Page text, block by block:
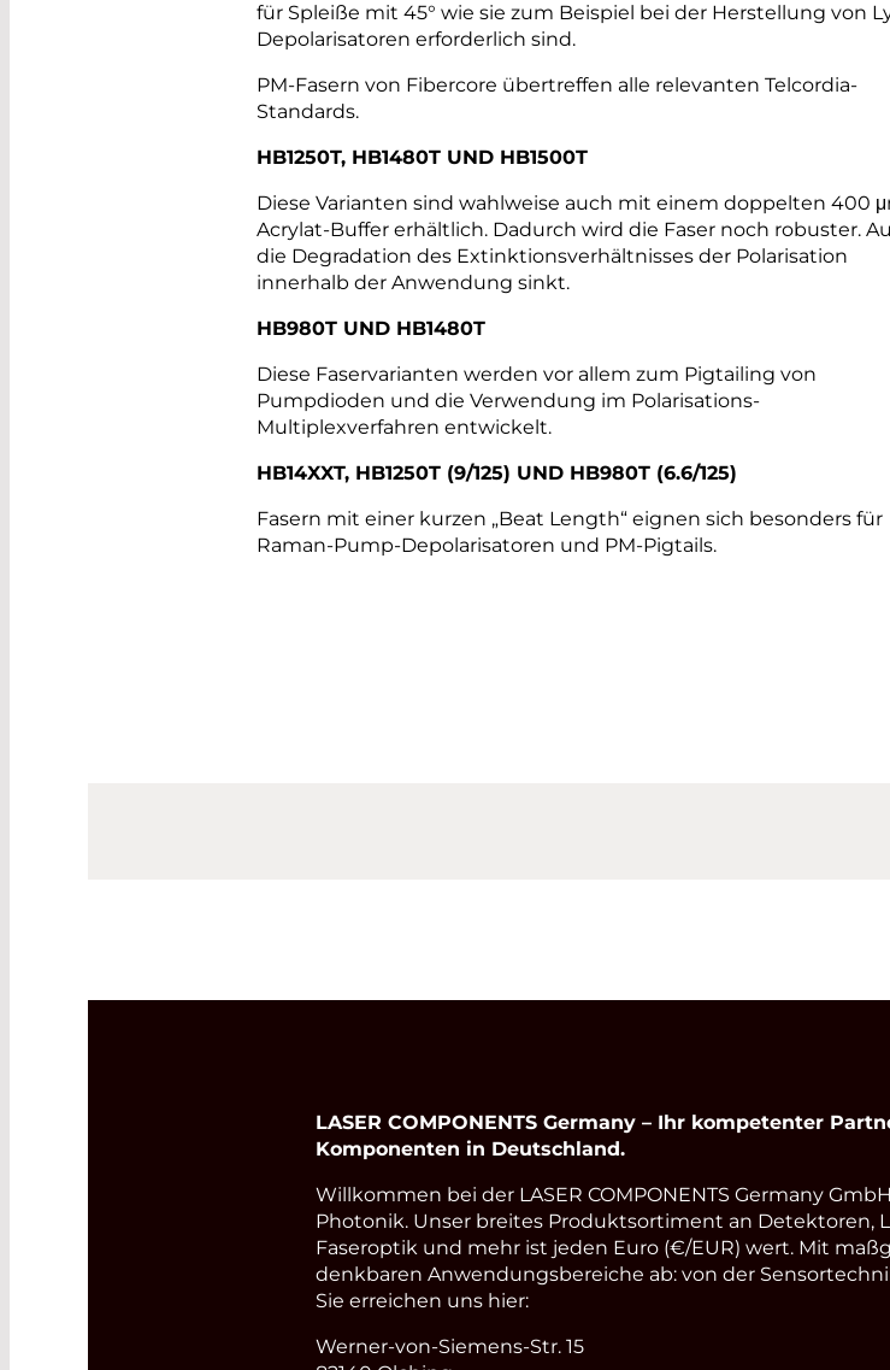
für Spleiße mit 45° wie sie zum Beispiel bei der Herstellung von
Depolarisatoren erforderlich sind.
PM-Fasern von Fibercore übertreffen alle relevanten Telcordia-
Standards.
HB1250T, HB1480T UND HB1500T
Diese Varianten sind wahlweise auch mit einem doppelten 400
Acrylat-Buffer erhältlich. Dadurch wird die Faser noch robuster.
die Degradation des Extinktionsverhältnisses der Polarisation
innerhalb der Anwendung sinkt.
HB980T UND HB1480T
Diese Faservarianten werden vor allem zum Pigtailing von
Pumpdioden und die Verwendung im Polarisations-
Multiplexverfahren entwickelt.
HB14XXT, HB1250T (9/125) UND HB980T (6.6/125)
Fasern mit einer kurzen „Beat Length“ eignen sich besonders für
Raman-Pump-Depolarisatoren und PM-Pigtails.
LASER COMPONENTS Germany – Ihr kompetenter
Komponenten in Deutschland.
Willkommen bei der LASER COMPONENTS Germany
Photonik. Unser breites Produktsortiment an Detektoren,
Faseroptik und mehr ist jeden Euro (€/EUR) wert. Mit
denkbaren Anwendungsbereiche ab: von der
Sie erreichen uns hier:
Werner-von-Siemens-Str. 15